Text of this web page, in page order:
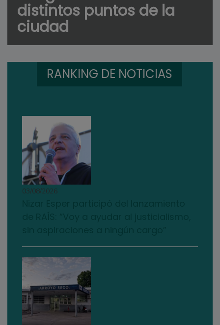
distintos puntos de la
ciudad
RANKING DE NOTICIAS
03/08/2026